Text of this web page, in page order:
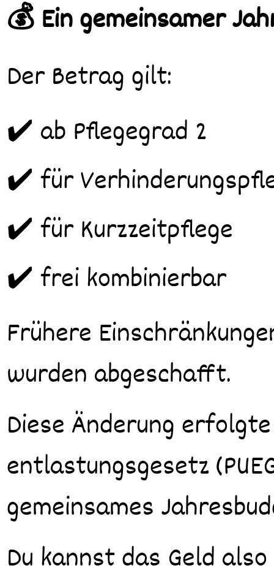
💰 Ein gemeinsamer
Der Betrag gilt:
✔️ ab Pflegegrad 2
✔️ für
✔️ für Kurzzeitpflege
✔️ frei kombinierbar
Frühere
wurden abgeschafft.
Diese Änderung
entlastungsgesetz
gemeinsames
Du kannst das Geld